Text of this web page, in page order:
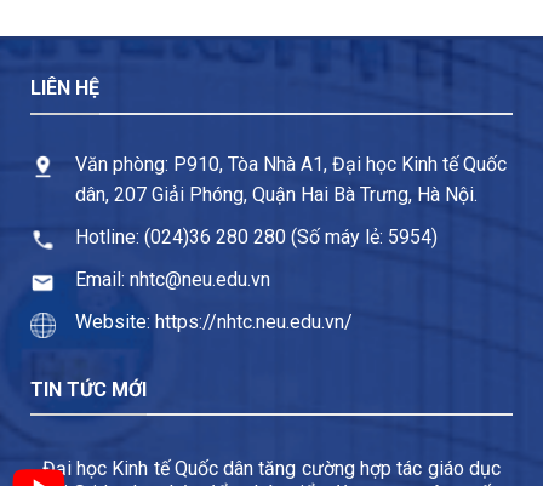
LIÊN HỆ
Văn phòng: P910, Tòa Nhà A1, Đại học Kinh tế Quốc
dân, 207 Giải Phóng, Quận Hai Bà Trưng, Hà Nội.
Hotline: (024)36 280 280 (Số máy lẻ: 5954)
Email: nhtc@neu.edu.vn
Website: https://nhtc.neu.edu.vn/
TIN TỨC MỚI
Đại học Kinh tế Quốc dân tăng cường hợp tác giáo dục